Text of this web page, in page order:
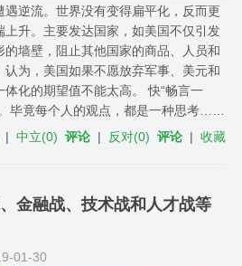
逆流。世界没有变得扁平化，反而更
上升。主要发达国家，如美国不仅引发
墙壁，阻止其他国家的商品、人员和
为，美国如果不愿放弃军事、美元和
化的期望值不能太高。 快“畅言一
毕竟每个人的观点，都是一种思考……
|中立(0) 评论 | 反对(0) 评论 |收藏
金融战、技术战和人才战等
01-30